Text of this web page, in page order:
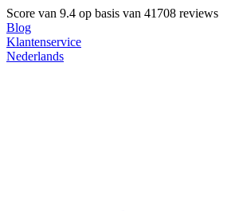
Score van 9.4 op basis van 41708 reviews
Blog
Klantenservice
Nederlands